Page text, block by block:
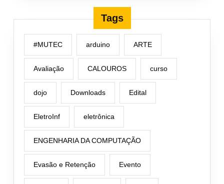
Tags
#MUTEC arduino ARTE
Avaliação CALOUROS curso
dojo Downloads Edital
EletroInf eletrônica
ENGENHARIA DA COMPUTAÇÃO
Evasão e Retenção Evento